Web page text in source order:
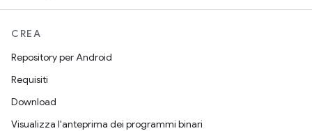
CREA
Repository per Android
Requisiti
Download
Visualizza l'anteprima dei programmi binari